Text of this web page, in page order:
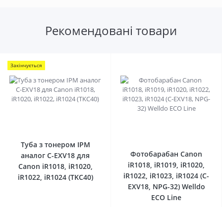
Рекомендовані товари
Закінчується
Туба з тонером IPM
аналог C-EXV18 для
Canon iR1018, iR1020,
iR1022, iR1024 (TKC40)
Фотобарабан Canon
iR1018, iR1019, iR1020,
iR1022, iR1023, iR1024 (C-
EXV18, NPG-32) Welldo
ECO Line